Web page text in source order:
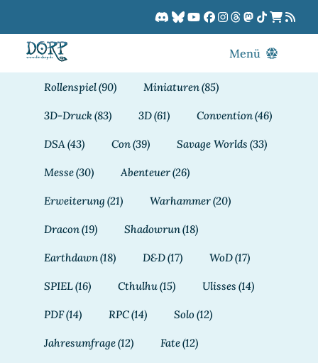
springen
Menü
Rollenspiel(90) Miniaturen(85)
3D-Druck(83) 3D(61) Convention(46)
DSA (43) Con(39) Savage Worlds (33)
Messe(30) Abenteuer(26)
Erweiterung (21) Warhammer(20)
Dracon(19) Shadowrun(18)
Earthdawn(18) D&D(17) WoD(17)
SPIEL(16) Cthulhu(15) Ulisses (14)
PDF(14) RPC(14) Solo(12)
Jahresumfrage(12) Fate(12)